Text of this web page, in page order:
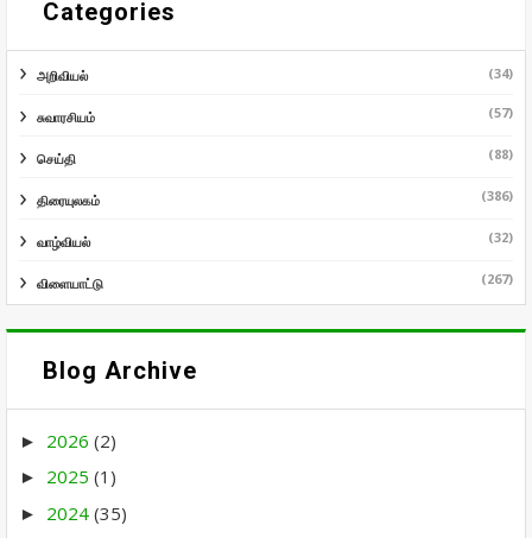
Categories
அறிவியல் (34)
சுவாரசியம் (57)
செய்தி (88)
திரையுலகம் (386)
வாழ்வியல் (32)
விளையாட்டு (267)
Blog Archive
► 2026 (2)
► 2025 (1)
► 2024 (35)